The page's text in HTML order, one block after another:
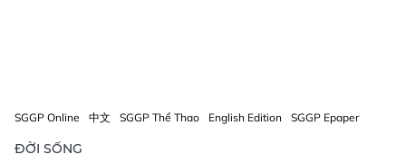
SGGP Online 中文 SGGP Thể Thao English Edition SGGP Epaper
ĐỜI SỐNG